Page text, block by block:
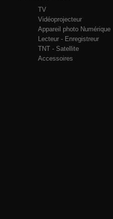
TV
Vidéoprojecteur
Appareil photo Numérique
Lecteur - Enregistreur
TNT - Satellite
Accessoires